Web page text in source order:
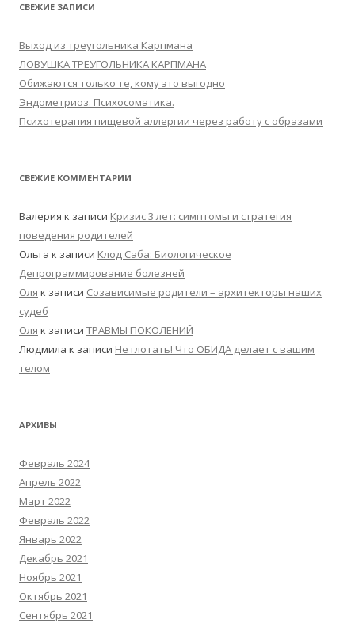
СВЕЖИЕ ЗАПИСИ
Выход из треугольника Карпмана
ЛОВУШКА ТРЕУГОЛЬНИКА КАРПМАНА
Обижаются только те, кому это выгодно
Эндометриоз. Психосоматика.
Психотерапия пищевой аллергии через работу с образами
СВЕЖИЕ КОММЕНТАРИИ
Валерия к записи Кризис 3 лет: симптомы и стратегия
поведения родителей
Ольга к записи Клод Саба: Биологическое
Депрограммирование болезней
Оля к записи Созависимые родители – архитекторы наших
судеб
Оля к записи ТРАВМЫ ПОКОЛЕНИЙ
Людмила к записи Не глотать! Что ОБИДА делает с вашим
телом
АРХИВЫ
Февраль 2024
Апрель 2022
Март 2022
Февраль 2022
Январь 2022
Декабрь 2021
Ноябрь 2021
Октябрь 2021
Сентябрь 2021